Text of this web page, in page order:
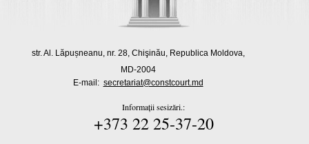
str. Al. Lăpușneanu, nr. 28, Chişinău, Republica Moldova,
MD-2004
E-mail: secretariat@constcourt.md
Informații sesizări.:
+373 22 25-37-20